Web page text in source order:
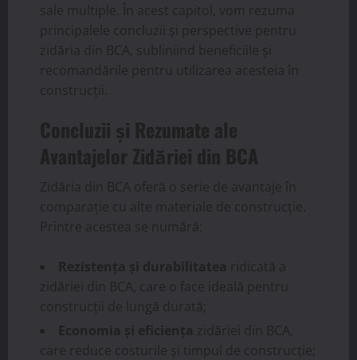
sale multiple. În acest capitol, vom rezuma
principalele concluzii și perspective pentru
zidăria din BCA, subliniind beneficiile și
recomandările pentru utilizarea acesteia în
construcții.
Concluzii și Rezumate ale
Avantajelor Zidăriei din BCA
Zidăria din BCA oferă o serie de avantaje în
comparație cu alte materiale de construcție.
Printre acestea se numără:
Rezistența și durabilitatea ridicată a
zidăriei din BCA, care o face ideală pentru
construcții de lungă durată;
Economia și eficiența zidăriei din BCA,
care reduce costurile și timpul de construcție;